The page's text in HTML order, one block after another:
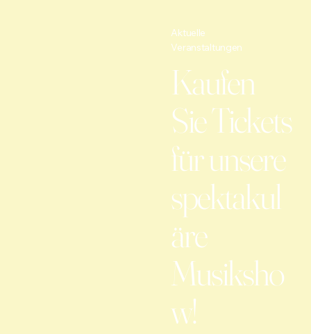
Aktuelle
Veranstaltungen
Kaufen
Sie Tickets
für unsere
spektakul
äre
Musiksho
w!